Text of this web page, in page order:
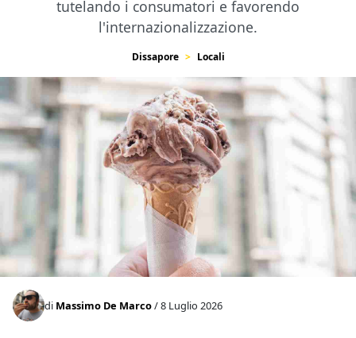
tutelando i consumatori e favorendo
l'internazionalizzazione.
Dissapore Locali
di Massimo De Marco/ 8 Luglio 2026